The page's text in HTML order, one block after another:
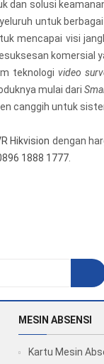
dan solusi
untuk
mencapai visi
komersial
teknologi video
mulai dari
canggih untuk
Hikvision dengan
1888 1777
MESIN ABSENSI
Kartu Mesin